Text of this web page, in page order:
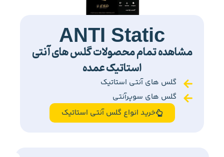
ANTI Static
مشاهده تمام محصولات گلس های آنتی
استاتیک عمده
گلس های آنتی استاتیک
گلس های سوپرآنتی
خرید انواع گلس آنتی استاتیک